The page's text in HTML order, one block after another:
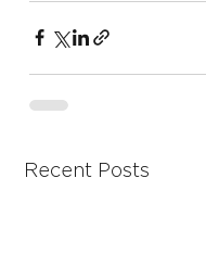
Recent Posts